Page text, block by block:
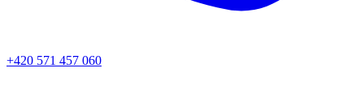
+420 571 457 060